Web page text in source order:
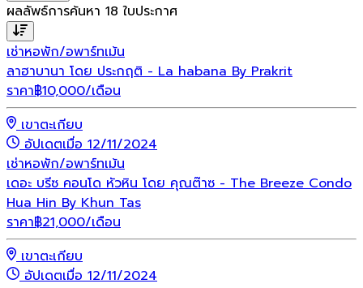
ผลลัพธ์การค้นหา 18 ใบประกาศ
เช่าหอพัก/อพาร์ทเม้น
ลาฮาบานา โดย ประกฤติ - La habana By Prakrit
ราคา฿10,000/เดือน
เขาตะเกียบ
อัปเดตเมื่อ 12/11/2024
เช่าหอพัก/อพาร์ทเม้น
เดอะ บรีซ คอนโด หัวหิน โดย คุณต๊าซ - The Breeze Condo
Hua Hin By Khun Tas
ราคา฿21,000/เดือน
เขาตะเกียบ
อัปเดตเมื่อ 12/11/2024